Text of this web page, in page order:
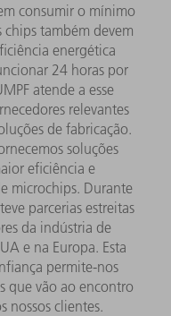
consumir o mínimo
chips também devem
energética
24 horas por
atende a esse
relevantes
de fabricação.
soluções
eficiência e
microchips. Durante
parcerias estreitas
da indústria de
e na Europa. Esta
permite-nos
que vão ao encontro
nossos clientes.